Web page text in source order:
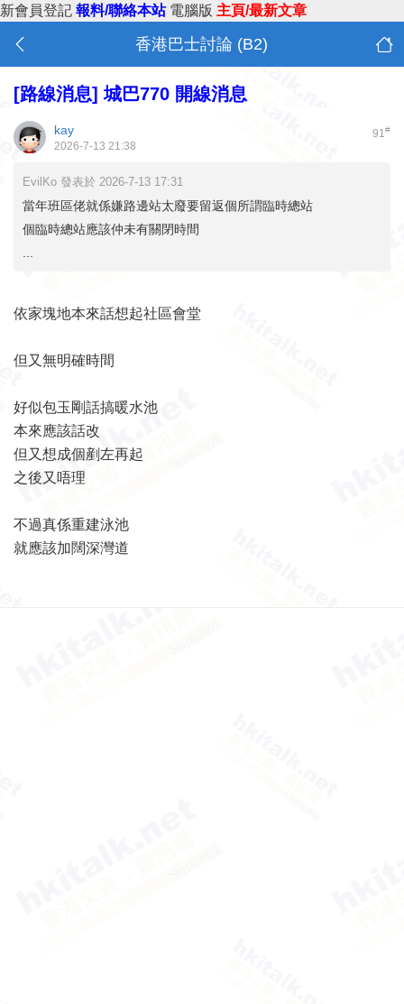
新會員登記 報料/聯絡本站 電腦版 主頁/最新文章
香港巴士討論 (B2)
[路線消息] 城巴770 開線消息
91#
kay
2026-7-13 21:38
EvilKo 發表於 2026-7-13 17:31
當年班區佬就係嫌路邊站太廢要留返個所謂臨時總站
個臨時總站應該仲未有關閉時間
依家塊地本來話想起社區會堂
但又無明確時間
好似包玉剛話搞暖水池
本來應該話改
但又想成個剷左再起
之後又唔理
不過真係重建泳池
就應該加闊深灣道